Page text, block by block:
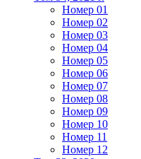
Номер 01
Номер 02
Номер 03
Номер 04
Номер 05
Номер 06
Номер 07
Номер 08
Номер 09
Номер 10
Номер 11
Номер 12